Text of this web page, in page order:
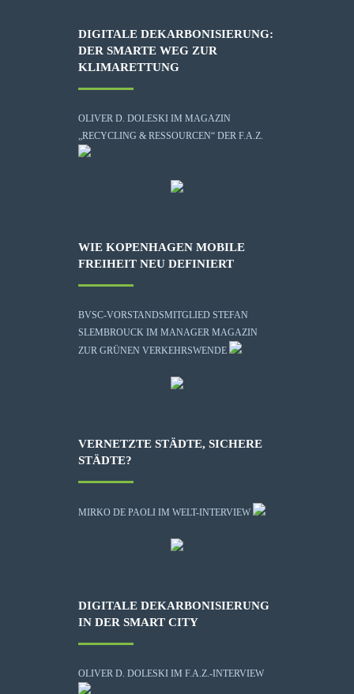
DIGITALE DEKARBONISIERUNG:
DER SMARTE WEG ZUR
KLIMARETTUNG
OLIVER D. DOLESKI IM MAGAZIN
„RECYCLING & RESSOURCEN“ DER F.A.Z.
WIE KOPENHAGEN MOBILE
FREIHEIT NEU DEFINIERT
BVSC-VORSTANDSMITGLIED STEFAN
SLEMBROUCK IM MANAGER MAGAZIN
ZUR GRÜNEN VERKEHRSWENDE
VERNETZTE STÄDTE, SICHERE
STÄDTE?
MIRKO DE PAOLI IM WELT-INTERVIEW
DIGITALE DEKARBONISIERUNG
IN DER SMART CITY
OLIVER D. DOLESKI IM F.A.Z.-INTERVIEW